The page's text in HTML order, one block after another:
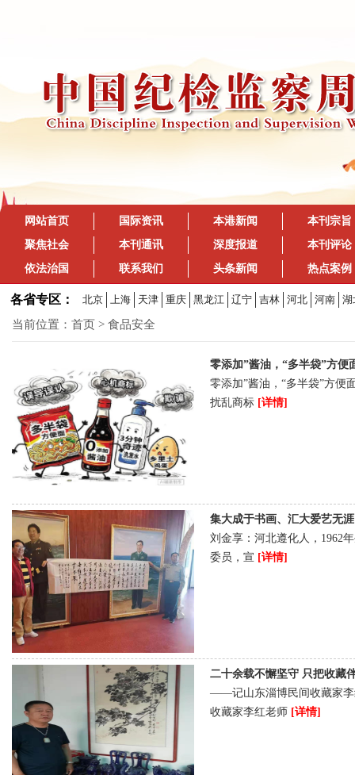
网站首页 国际资讯 本港新闻
本刊宗旨
聚焦社会
本刊通讯 深度报道
本刊评论
依法治国
联系我们 头条新闻 热点案例
各省专区： 北京 上海 天津 重庆 黑龙江 辽宁 吉林 河北 河南 湖
当前位置： 首页 > 食品安全
零添加”酱油，“多半袋”方便
零添加”酱油，“多半袋”方
扰乱商标 [详情]
集大成于书画、汇大爱艺无
刘金享：河北遵化人，1962
委员，宣 [详情]
二十余载不懈坚守 只把收藏
——记山东淄博民间收藏家李
收藏家李红老师 [详情]